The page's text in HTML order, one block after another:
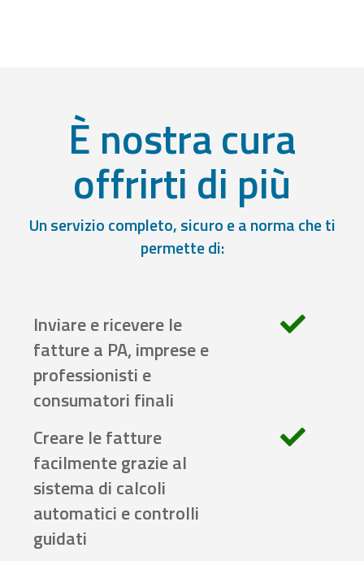
È nostra cura
offrirti di più
Un servizio completo, sicuro e a norma che ti
permette di:
Inviare e ricevere le
fatture a PA, imprese e
professionisti e
consumatori finali
Creare le fatture
facilmente grazie al
sistema di calcoli
automatici e controlli
guidati